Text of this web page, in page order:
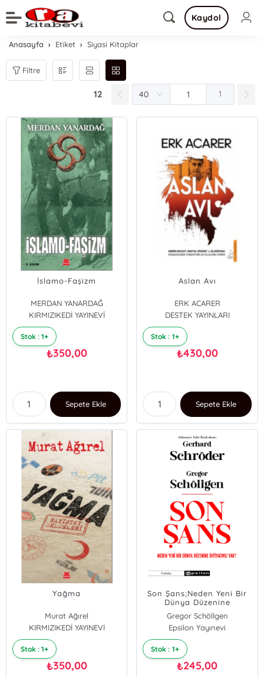
Kaydol
Anasayfa Etiket Siyasi Kitaplar
Filtre
12 1
İslamo-Faşizm
MERDAN YANARDAĞ
KIRMIZIKEDİ YAYINEVİ
Stok : 1+
₺350,00
Sepete Ekle
Aslan Avı
ERK ACARER
DESTEK YAYINLARI
Stok : 1+
₺430,00
Sepete Ekle
Yağma
Murat Ağırel
KIRMIZIKEDİ YAYINEVİ
Stok : 1+
₺350,00
Son Şans;Neden Yeni Bir
Dünya Düzenine
İhtiyacımız Var?
Gregor Schöllgen
Gerhard Schröder
Epsilon Yayınevi
Stok : 1+
₺245,00